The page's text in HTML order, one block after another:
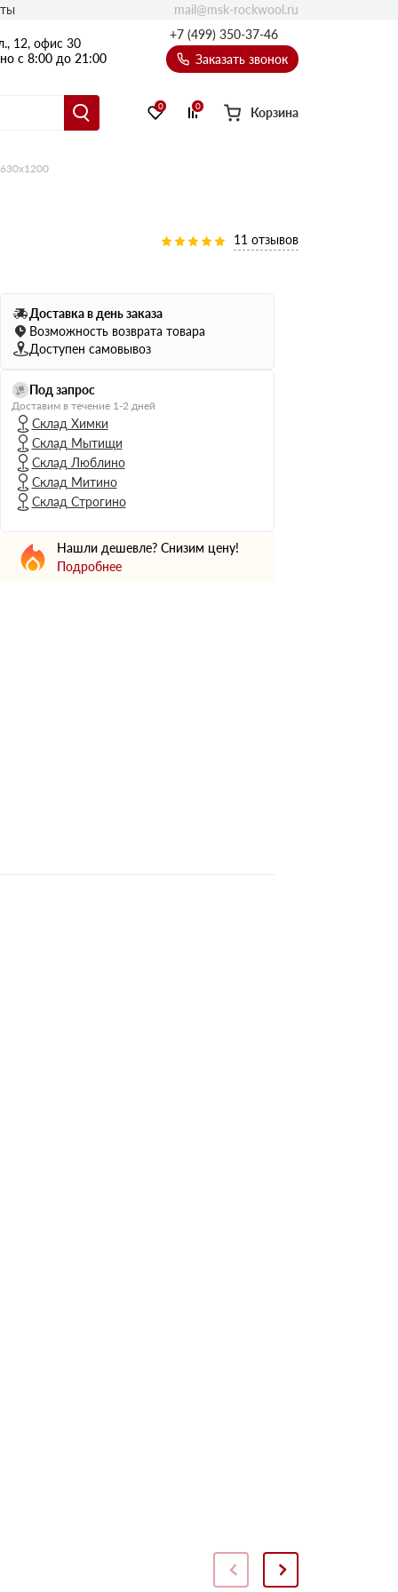
12, офис 30
с 8:00 до 21:00
+7 (499) 350-37-46
Заказать звонок
Ультратонкий
75 мм
100 мм
Н Оптима
Д Оптима
В Оптима
Д Стандарт
Н Экстра
Для стен
Балкон
Эсктра
Оптима
0 0 Корзина
mail@msk-rockwool.ru
11 отзывов
Доставка в день заказа
Возможность возврата товара
Доступен самовывоз
Под запрос
Доставим в течение 1-2 дней
Склад Химки
Склад Мытищи
Склад Люблино
Склад Митино
Склад Строгино
Нашли дешевле? Снизим цену!
Подробнее